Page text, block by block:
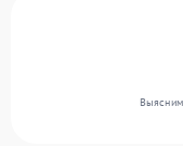
Выясним